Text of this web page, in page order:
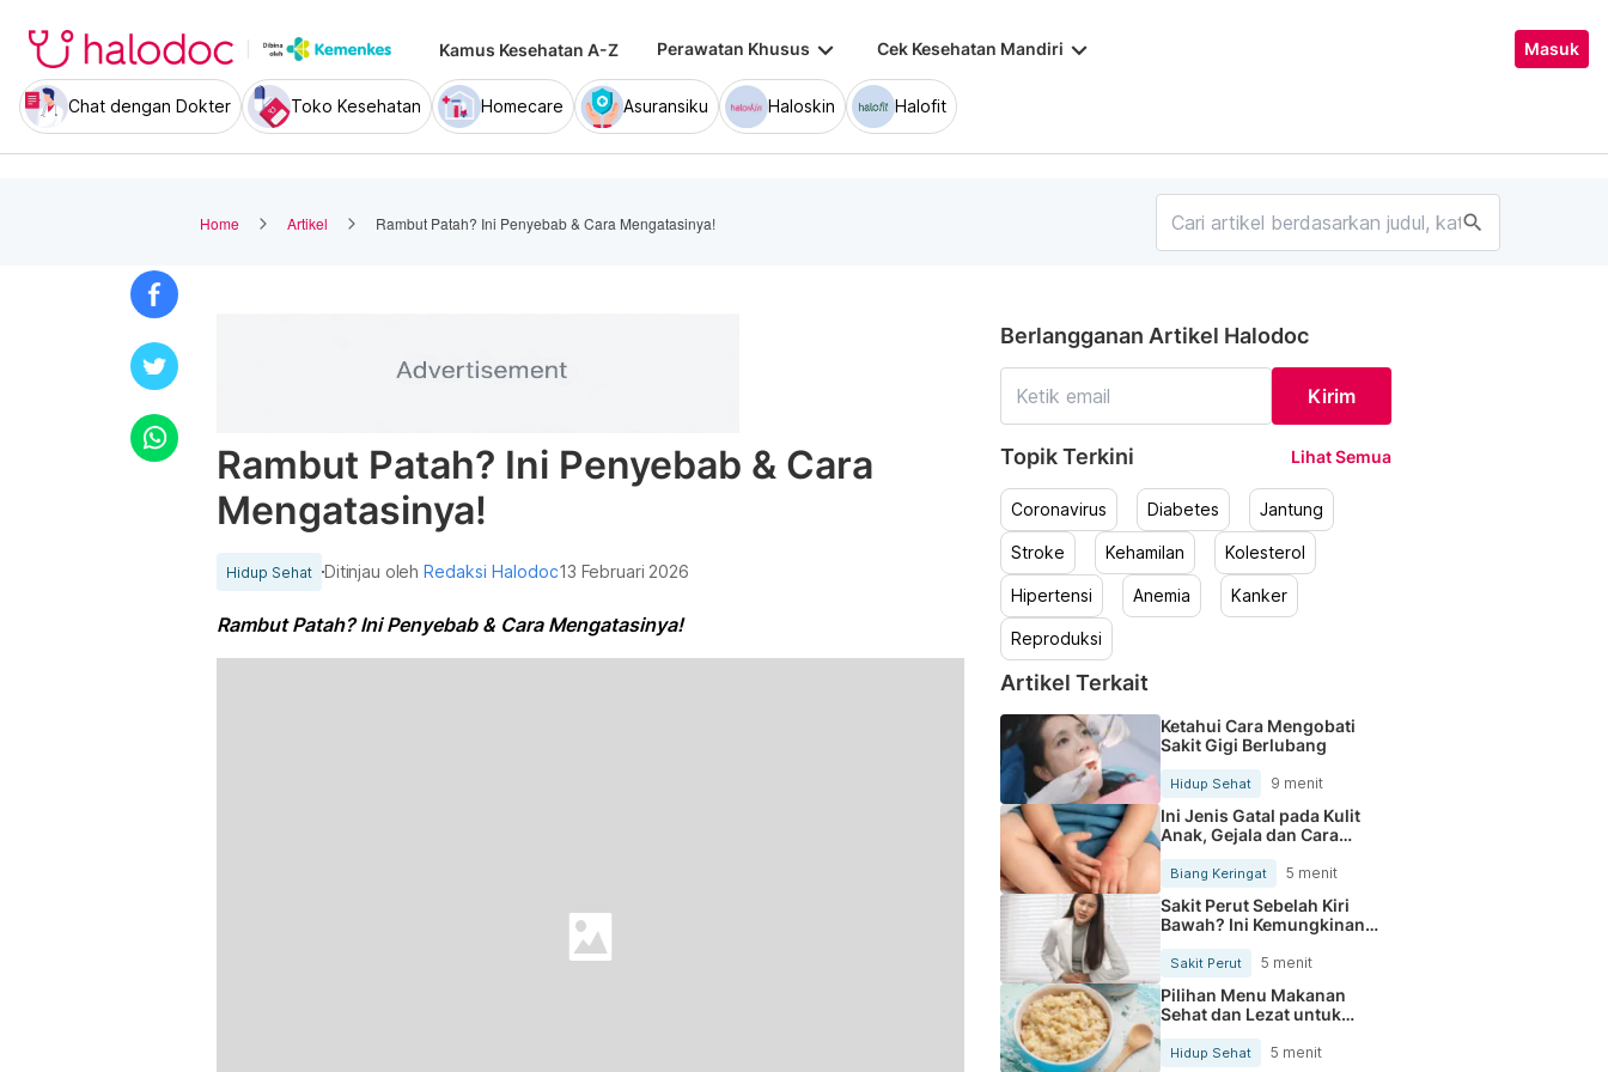
Kamus Kesehatan A-Z Perawatan Khusus keyboard_arrow_down Cek Kesehatan Mandiri keyboard_arrow_down Masuk
Chat dengan Dokter Toko Kesehatan Homecare Asuransiku Haloskin Halofit
Home Artikel Rambut Patah? Ini Penyebab & Cara Mengatasinya! search
Rambut Patah? Ini Penyebab & Cara
Mengatasinya!
Hidup Sehat Ditinjau olehRedaksi Halodoc13 Februari 2026
Rambut Patah? Ini Penyebab & Cara Mengatasinya!
Berlangganan Artikel Halodoc
Kirim
Topik Terkini Lihat Semua
Coronavirus Diabetes Jantung
Stroke Kehamilan Kolesterol
Hipertensi Anemia Kanker
Reproduksi
Artikel Terkait
Ketahui Cara Mengobati
Sakit Gigi Berlubang
Hidup Sehat 9 menit
Ini Jenis Gatal pada Kulit
Anak, Gejala dan Cara
Mengobatinya
Biang Keringat 5 menit
Sakit Perut Sebelah Kiri
Bawah? Ini Kemungkinan
Sakit Perut 5 menit
Pilihan Menu Makanan
Sehat dan Lezat untuk
Mengurangi Kolesterol
Hidup Sehat 5 menit